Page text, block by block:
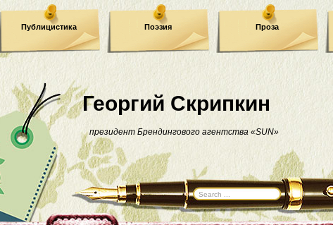
Георгий Скрипкин
президент Брендингового агентства «SUN»
Публицистика Поэзия Проза